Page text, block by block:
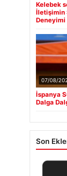
Kelebek
İletişimin
Deneyimi
07/08/
İspanya
Dalga
Son